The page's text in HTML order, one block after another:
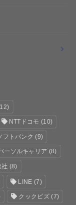
NTTドコモ (10)
フトバンク (9)
ーソルキャリア (8)
社 (8)
LINE (7)
クックビズ(7)